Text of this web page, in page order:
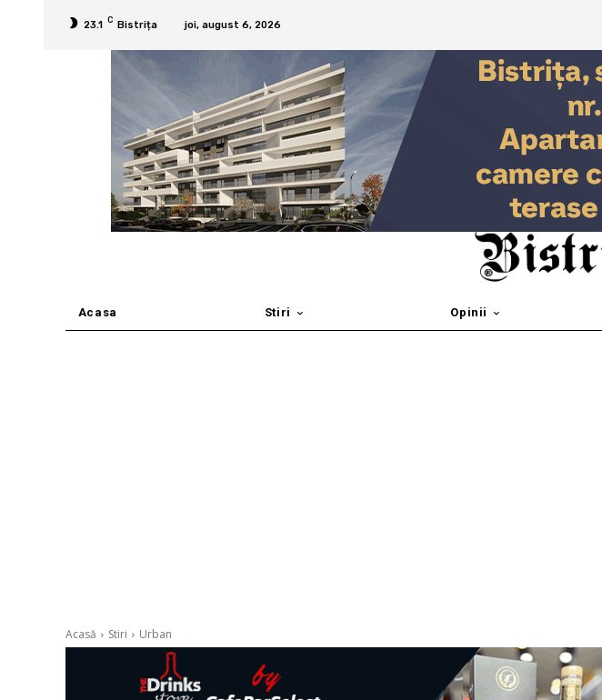
23.1 C Bistrița joi, august 6, 2026
Acasa Stiri Opinii
Acasă Stiri Urban